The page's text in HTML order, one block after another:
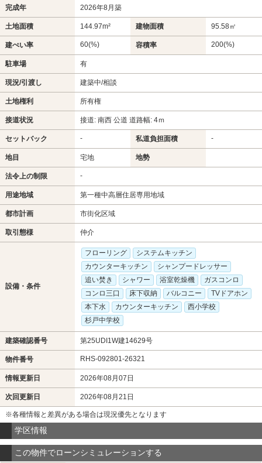
完成年 2026年8月築
土地面積 144.97m² 建物面積 95.58㎡
建ぺい率 60(%) 容積率 200(%)
駐車場 有
現況/引渡し 建築中/相談
土地権利 所有権
接道状況 接道: 南西 公道 道路幅: 4ｍ
セットバック - 私道負担面積 -
地目 宅地 地勢
法令上の制限 -
用途地域 第一種中高層住居専用地域
都市計画 市街化区域
取引態様 仲介
設備・条件
フローリング
システムキッチン
カウンターキッチン
シャンプードレッサー
追い焚き
シャワー 浴室乾燥機
ガスコンロ
コンロ三口
床下収納 バルコニー
TVドアホン
本下水
カウンターキッチン
西小学校
杉戸中学校
建築確認番号 第25UDI1W建14629号
物件番号 RHS-092801-26321
情報更新日 2026年08月07日
次回更新日 2026年08月21日
※各種情報と差異がある場合は現況優先となります
学区情報
この物件でローンシミュレーションする